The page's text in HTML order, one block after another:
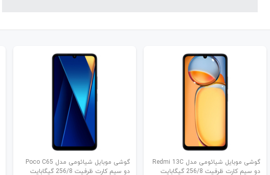
گوشی موبایل شیائومی مدل Redmi 13C
دو سیم کارت ظرفیت 256/8 گیگابایت
گوشی موبایل شیائومی مدل Poco C65
دو سیم کارت ظرفیت 256/8 گیگابایت